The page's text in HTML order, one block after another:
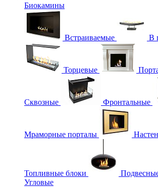
Биокамины
Встраиваемые В
Торцевые
Сквозные Фронтальные
Мраморные порталы
Топливные блоки
Угловые